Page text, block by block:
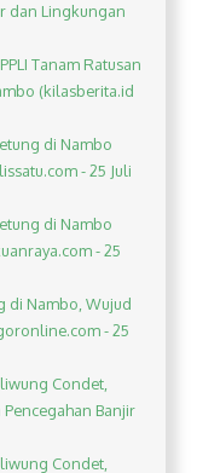
dan Lingkungan
Tanam Ratusan
(kilasberita.id
di Nambo
- 25 Juli
di Nambo
- 25
di Nambo, Wujud
- 25
Condet,
Banjir
Condet,